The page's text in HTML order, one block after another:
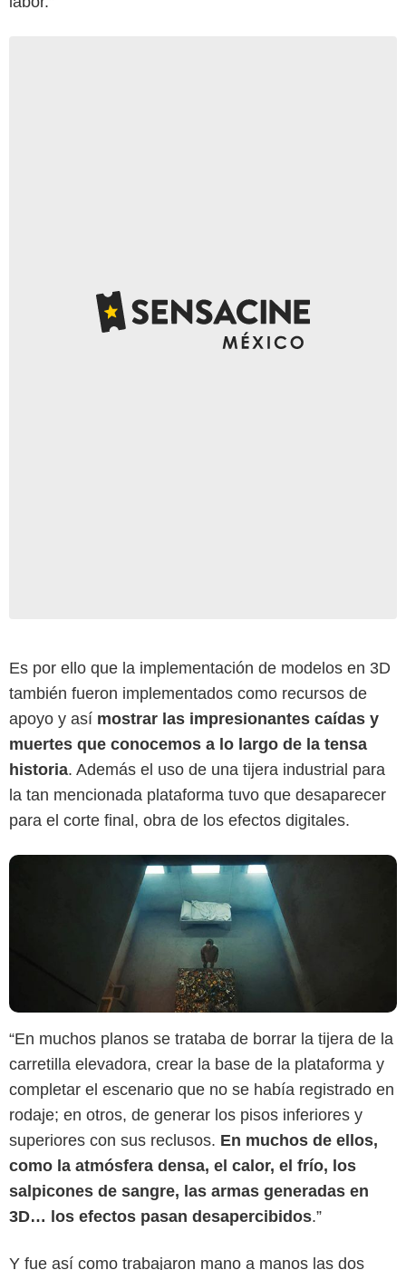
Es por ello que la implementación de modelos en 3D
también fueron implementados como recursos de
apoyo y así mostrar las impresionantes caídas y
muertes que conocemos a lo largo de la tensa
historia. Además el uso de una tijera industrial para
la tan mencionada plataforma tuvo que desaparecer
para el corte final, obra de los efectos digitales.
“En muchos planos se trataba de borrar la tijera de la
carretilla elevadora, crear la base de la plataforma y
completar el escenario que no se había registrado en
rodaje; en otros, de generar los pisos inferiores y
superiores con sus reclusos. En muchos de ellos,
como la atmósfera densa, el calor, el frío, los
salpicones de sangre, las armas generadas en
3D… los efectos pasan desapercibidos.”
Y fue así como trabajaron mano a manos las dos